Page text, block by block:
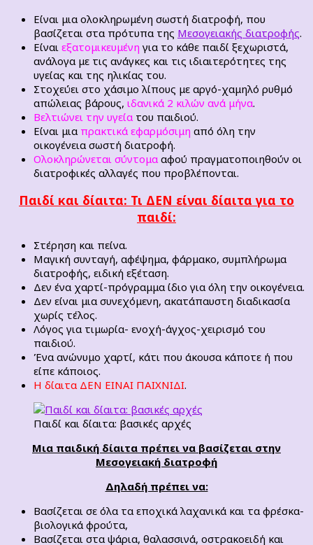
Είναι μια ολοκληρωμένη σωστή διατροφή, που
βασίζεται στα πρότυπα της Μεσογειακής διατροφής.
Είναι εξατομικευμένη για το κάθε παιδί ξεχωριστά,
ανάλογα με τις ανάγκες και τις ιδιαιτερότητες της
υγείας και της ηλικίας του.
Στοχεύει στο χάσιμο λίπους με αργό-χαμηλό ρυθμό
απώλειας βάρους, ιδανικά 2 κιλών ανά μήνα.
Βελτιώνει την υγεία του παιδιού.
Είναι μια πρακτικά εφαρμόσιμη από όλη την
οικογένεια σωστή διατροφή.
Ολοκληρώνεται σύντομα αφού πραγματοποιηθούν οι
διατροφικές αλλαγές που προβλέπονται.
Παιδί και δίαιτα: Τι ΔΕΝ είναι δίαιτα για το
παιδί:
Στέρηση και πείνα.
Μαγική συνταγή, αφέψημα, φάρμακο, συμπλήρωμα
διατροφής, ειδική εξέταση.
Δεν ένα χαρτί-πρόγραμμα ίδιο για όλη την οικογένεια.
Δεν είναι μια συνεχόμενη, ακατάπαυστη διαδικασία
χωρίς τέλος.
Λόγος για τιμωρία- ενοχή-άγχος-χειρισμό του
παιδιού.
Ένα ανώνυμο χαρτί, κάτι που άκουσα κάποτε ή που
είπε κάποιος.
Η δίαιτα ΔΕΝ ΕΙΝΑΙ ΠΑΙΧΝΙΔΙ.
Παιδί και δίαιτα: βασικές αρχές
Μια παιδική δίαιτα πρέπει να βασίζεται στην
Μεσογειακή διατροφή
Δηλαδή πρέπει να:
Βασίζεται σε όλα τα εποχικά λαχανικά και τα φρέσκα-
βιολογικά φρούτα,
Βασίζεται στα ψάρια, θαλασσινά, οστρακοειδή και